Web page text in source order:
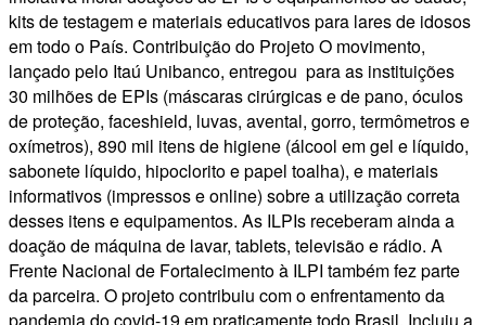
kits de testagem e materiais educativos para lares de idosos
em todo o País. Contribuição do Projeto O movimento,
lançado pelo Itaú Unibanco, entregou para as instituições
30 milhões de EPIs (máscaras cirúrgicas e de pano, óculos
de proteção, faceshield, luvas, avental, gorro, termômetros e
oxímetros), 890 mil itens de higiene (álcool em gel e líquido,
sabonete líquido, hipoclorito e papel toalha), e materiais
informativos (impressos e online) sobre a utilização correta
desses itens e equipamentos. As ILPIs receberam ainda a
doação de máquina de lavar, tablets, televisão e rádio. A
Frente Nacional de Fortalecimento à ILPI também fez parte
da parceira. O projeto contribuiu com o enfrentamento da
pandemia do covid-19 em praticamente todo Brasil. Incluiu a